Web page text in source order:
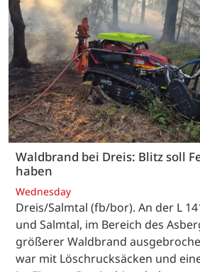
Waldbrand bei Dreis: Blitz soll
haben
Wednesday
Dreis/Salmtal (fb/bor). An der L
und Salmtal, im Bereich des
größerer Waldbrand
war mit Löschrucksäcken und